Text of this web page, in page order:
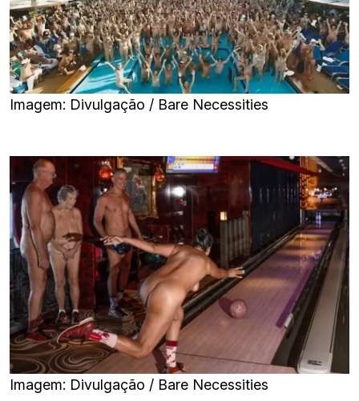
Imagem: Divulgação / Bare Necessities
Imagem: Divulgação / Bare Necessities